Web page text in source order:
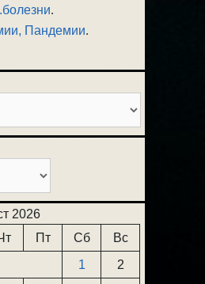
.
Пандемии.
2026
Пт Сб
Вс
1
2